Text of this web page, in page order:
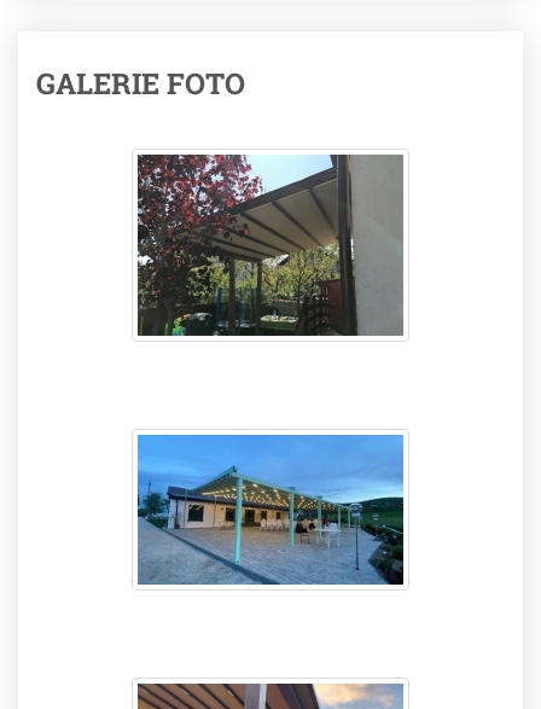
GALERIE FOTO